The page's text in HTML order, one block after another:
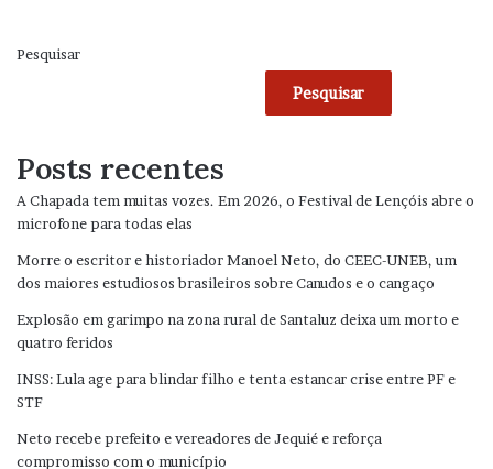
Pesquisar
Pesquisar
Posts recentes
A Chapada tem muitas vozes. Em 2026, o Festival de Lençóis abre o
microfone para todas elas
Morre o escritor e historiador Manoel Neto, do CEEC-UNEB, um
dos maiores estudiosos brasileiros sobre Canudos e o cangaço
Explosão em garimpo na zona rural de Santaluz deixa um morto e
quatro feridos
INSS: Lula age para blindar filho e tenta estancar crise entre PF e
STF
Neto recebe prefeito e vereadores de Jequié e reforça
compromisso com o município